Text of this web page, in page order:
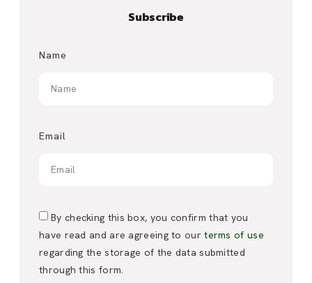
Subscribe
Name
Email
By checking this box, you confirm that you
have read and are agreeing to ourterms of use
regarding the storage of the data submitted
through this form.